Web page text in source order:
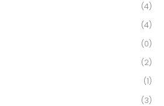
(4)
(4)
(0)
(2)
(1)
(3)